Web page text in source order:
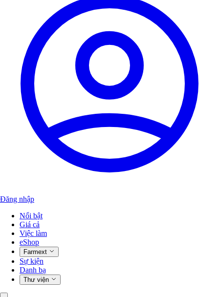
Đăng nhập
Nổi bật
Giá cả
Việc làm
eShop
Farmext
Sự kiện
Danh bạ
Thư viện